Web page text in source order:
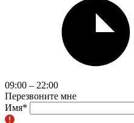
09:00 – 22:00
Перезвоните мне
Имя*